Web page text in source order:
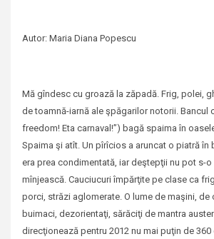
Autor: Maria Diana Popescu
Mă gîndesc cu groază la zăpadă. Frig, polei,
de toamnă-iarnă ale şpăgarilor notorii. Bancul
freedom! Eta carnaval!”) bagă spaima în
Spaima şi atît. Un pîrîcios a aruncat o piatră în
era prea condimentată, iar deştepţii nu pot s-
mînjească. Cauciucuri împărţite pe clase ca
porci, străzi aglomerate. O lume de maşini, de
buimaci, dezorientaţi, sărăciţi de mantra
direcţionează pentru 2012 nu mai puţin de